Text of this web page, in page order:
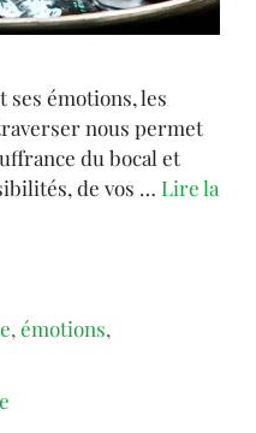
émotions, les
nous permet
du bocal et
de vos … Lire la
,émotions,